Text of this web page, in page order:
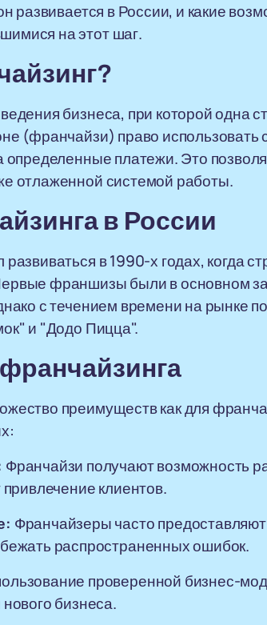
развивается в России, и какие
на этот шаг.
бизнеса, при которой одна
(франчайзи) право
платежи. Это
отлаженной системой работы.
в России
в 1990-х годах, когда
франшизы были в основном
с течением времени на рынке
и "Додо Пицца".
преимуществ как для
Франчайзи получают возможность
клиентов.
Франчайзеры часто
распространенных ошибок.
проверенной бизнес-
бизнеса.